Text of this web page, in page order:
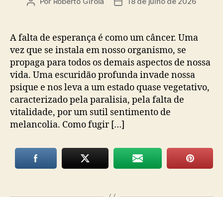
A falta de esperança é como um câncer. Uma
vez que se instala em nosso organismo, se
propaga para todos os demais aspectos de nossa
vida. Uma escuridão profunda invade nossa
psique e nos leva a um estado quase vegetativo,
caracterizado pela paralisia, pela falta de
vitalidade, por um sutil sentimento de
melancolia. Como fugir […]